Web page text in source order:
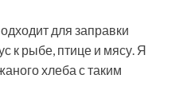
для заправки
к рыбе, птице и мясу. Я
хлеба с таким